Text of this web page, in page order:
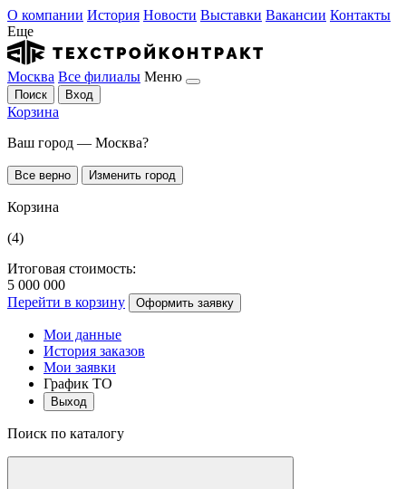
О компании История Новости Выставки Вакансии Контакты
Еще
Москва Все филиалы Меню
Поиск Вход
Корзина
Ваш город — Москва?
Все верно Изменить город
Корзина
(4)
Итоговая стоимость:
5 000 000
Перейти в корзину
Оформить заявку
Мои данные
История заказов
Мои заявки
График ТО
Выход
Поиск по каталогу